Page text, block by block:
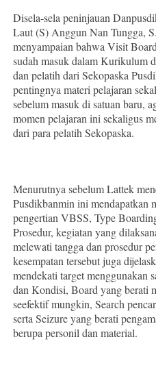
Disela-sela peninjauan
Laut (S) Anggun Nan Tungga,
menyampaian bahwa Visit
sudah masuk dalam Kurikulum
dan pelatih dari Sekopaska
pentingnya materi pelajaran
sebelum masuk di satuan baru,
momen pelajaran ini sekaligus
dari para pelatih Sekopaska.
Menurutnya sebelum Lattek
Pusdikbanmin ini mendapatkan
pengertian VBSS, Type
Prosedur, kegiatan yang
melewati tangga dan prosedur
kesempatan tersebut juga
mendekati target menggunakan
dan Kondisi, Board yang berati
seefektif mungkin, Search
serta Seizure yang berati
berupa personil dan material.